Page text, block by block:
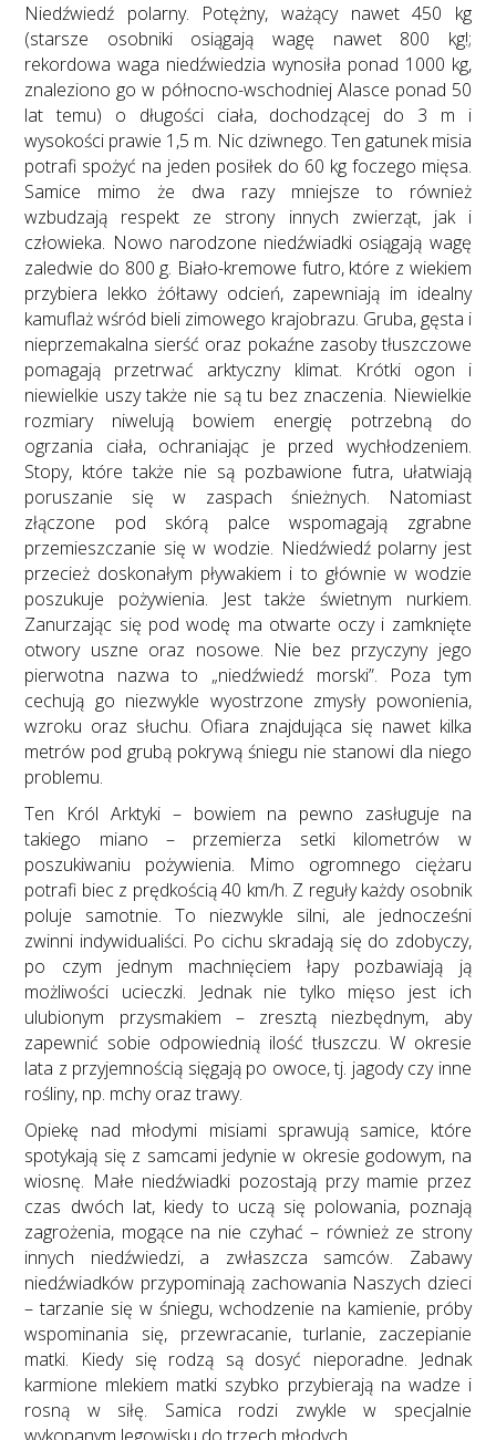
Niedźwiedź polarny. Potężny, ważący nawet 450 kg
(starsze osobniki osiągają wagę nawet 800 kg!;
rekordowa waga niedźwiedzia wynosiła ponad 1000 kg,
znaleziono go w północno-wschodniej Alasce ponad 50
lat temu) o długości ciała, dochodzącej do 3 m i
wysokości prawie 1,5 m. Nic dziwnego. Ten gatunek misia
potrafi spożyć na jeden posiłek do 60 kg foczego mięsa.
Samice mimo że dwa razy mniejsze to również
wzbudzają respekt ze strony innych zwierząt, jak i
człowieka. Nowo narodzone niedźwiadki osiągają wagę
zaledwie do 800 g. Biało-kremowe futro, które z wiekiem
przybiera lekko żółtawy odcień, zapewniają im idealny
kamuflaż wśród bieli zimowego krajobrazu. Gruba, gęsta i
nieprzemakalna sierść oraz pokaźne zasoby tłuszczowe
pomagają przetrwać arktyczny klimat. Krótki ogon i
niewielkie uszy także nie są tu bez znaczenia. Niewielkie
rozmiary niwelują bowiem energię potrzebną do
ogrzania ciała, ochraniając je przed wychłodzeniem.
Stopy, które także nie są pozbawione futra, ułatwiają
poruszanie się w zaspach śnieżnych. Natomiast
złączone pod skórą palce wspomagają zgrabne
przemieszczanie się w wodzie. Niedźwiedź polarny jest
przecież doskonałym pływakiem i to głównie w wodzie
poszukuje pożywienia. Jest także świetnym nurkiem.
Zanurzając się pod wodę ma otwarte oczy i zamknięte
otwory uszne oraz nosowe. Nie bez przyczyny jego
pierwotna nazwa to „niedźwiedź morski”. Poza tym
cechują go niezwykle wyostrzone zmysły powonienia,
wzroku oraz słuchu. Ofiara znajdująca się nawet kilka
metrów pod grubą pokrywą śniegu nie stanowi dla niego
problemu.
Ten Król Arktyki – bowiem na pewno zasługuje na
takiego miano – przemierza setki kilometrów w
poszukiwaniu pożywienia. Mimo ogromnego ciężaru
potrafi biec z prędkością 40 km/h. Z reguły każdy osobnik
poluje samotnie. To niezwykle silni, ale jednocześni
zwinni indywidualiści. Po cichu skradają się do zdobyczy,
po czym jednym machnięciem łapy pozbawiają ją
możliwości ucieczki. Jednak nie tylko mięso jest ich
ulubionym przysmakiem – zresztą niezbędnym, aby
zapewnić sobie odpowiednią ilość tłuszczu. W okresie
lata z przyjemnością sięgają po owoce, tj. jagody czy inne
rośliny, np. mchy oraz trawy.
Opiekę nad młodymi misiami sprawują samice, które
spotykają się z samcami jedynie w okresie godowym, na
wiosnę. Małe niedźwiadki pozostają przy mamie przez
czas dwóch lat, kiedy to uczą się polowania, poznają
zagrożenia, mogące na nie czyhać – również ze strony
innych niedźwiedzi, a zwłaszcza samców. Zabawy
niedźwiadków przypominają zachowania Naszych dzieci
– tarzanie się w śniegu, wchodzenie na kamienie, próby
wspominania się, przewracanie, turlanie, zaczepianie
matki. Kiedy się rodzą są dosyć nieporadne. Jednak
karmione mlekiem matki szybko przybierają na wadze i
rosną w siłę. Samica rodzi zwykle w specjalnie